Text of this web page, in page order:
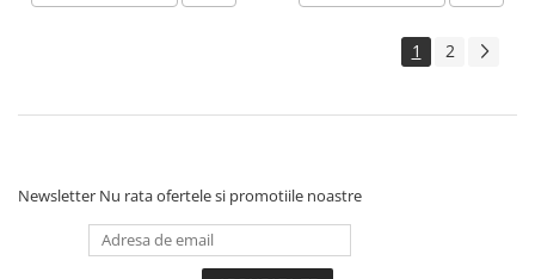
1 2
Newsletter Nu rata ofertele si promotiile noastre